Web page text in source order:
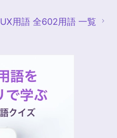
UX用語 全602用語 一覧